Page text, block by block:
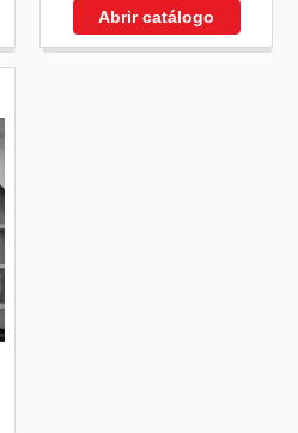
Abrir catálogo